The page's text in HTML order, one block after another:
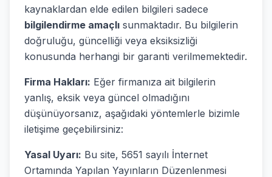
kaynaklardan elde edilen bilgileri sadece
bilgilendirme amaçlı sunmaktadır. Bu bilgilerin
doğruluğu, güncelliği veya eksiksizliği
konusunda herhangi bir garanti verilmemektedir.
Firma Hakları: Eğer firmanıza ait bilgilerin
yanlış, eksik veya güncel olmadığını
düşünüyorsanız, aşağıdaki yöntemlerle bizimle
iletişime geçebilirsiniz:
Yasal Uyarı: Bu site, 5651 sayılı İnternet
Ortamında Yapılan Yayınların Düzenlenmesi